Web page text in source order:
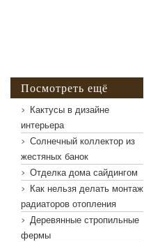
Посмотреть ещё
Кактусы в дизайне
интерьера
Солнечный коллектор из
жестяных банок
Отделка дома сайдингом
Как нельзя делать монтаж
радиаторов отопления
Деревянные стропильные
фермы